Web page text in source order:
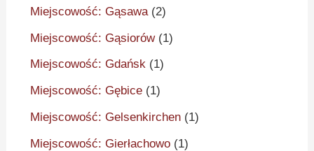
Miejscowość: Gąsawa (2)
Miejscowość: Gąsiorów(1)
Miejscowość: Gdańsk (1)
Miejscowość: Gębice (1)
Miejscowość: Gelsenkirchen (1)
Miejscowość: Gierłachowo (1)